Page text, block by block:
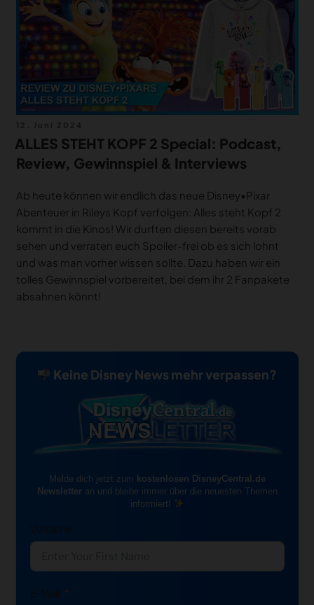
DEALS
MEIN HQ
am
ALLES STEHT KOPF 2 Special: Podcast,
Review, Gewinnspiel & Interviews
Ab heute können wir endlich das neue Disney•Pixar
Abenteuer in Rileys Kopf verfolgen: Alles steht Kopf 2
kommt in die Kinos! Wir durften diesen bereits vorab
sehen und verraten euch Spoiler-frei ob es sich lohnt
und was man vorher wissen sollte. Dazu haben wir ein
tolles Gewinnspiel vorbereitet, bei dem ihr 2 Fanpakete
absahnen könnt!
Keine Disney News mehr verpassen?
Melde dich jetzt zum kostenlosen DisneyCentral.de
Newsletteran und bleibe immer über die neuesten Themen
informiert!
Vorname
E-Mail